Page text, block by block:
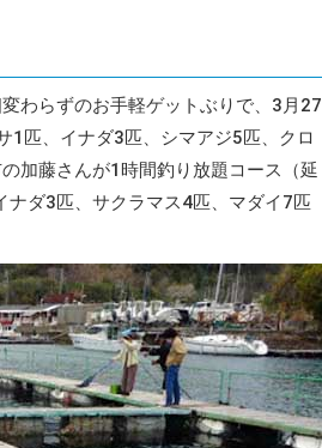
わらずのお手軽ゲットぶりで、3月27
1匹、イナダ3匹、シマアジ5匹、クロ
加藤さんが1時間釣り放題コース（延
ダ3匹、サクラマス4匹、マダイ7匹